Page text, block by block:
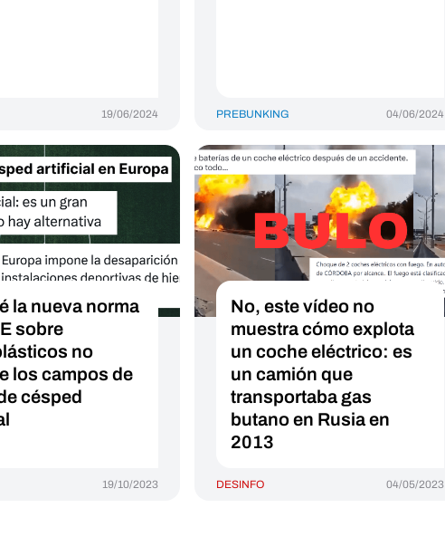
19/06/2024 PREBUNKING 04/06/2024
la nueva norma
sobre
no
los campos de
césped
19/10/2023
No, este vídeo no
muestra cómo explota
un coche eléctrico: es
un camión que
transportaba gas
butano en Rusia en
2013
DESINFO 04/05/2023